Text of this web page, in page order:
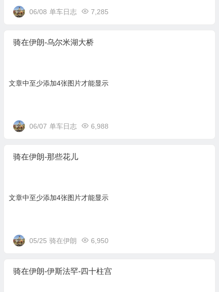
06/08 单车日志 7,285
骑在伊朗-乌尔米湖大桥
文章中至少添加4张图片才能显示
06/07 单车日志 6,988
骑在伊朗-那些花儿
文章中至少添加4张图片才能显示
05/25 骑在伊朗 6,950
骑在伊朗-伊斯法罕-四十柱宫